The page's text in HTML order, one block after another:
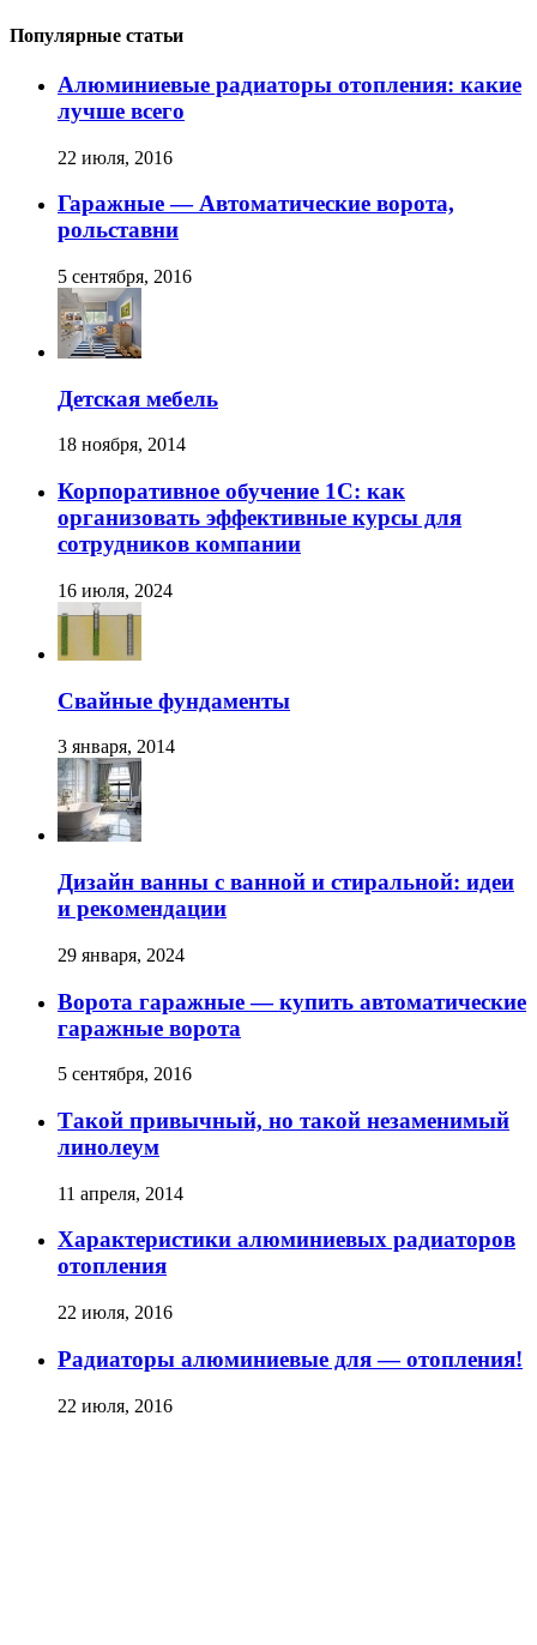
Популярные статьи
Алюминиевые радиаторы отопления: какие
лучше всего
22 июля, 2016
Гаражные — Автоматические ворота,
рольставни
5 сентября, 2016
Детская мебель
18 ноября, 2014
Корпоративное обучение 1С: как
организовать эффективные курсы для
сотрудников компании
16 июля, 2024
Свайные фундаменты
3 января, 2014
Дизайн ванны с ванной и стиральной: идеи
и рекомендации
29 января, 2024
Ворота гаражные — купить автоматические
гаражные ворота
5 сентября, 2016
Такой привычный, но такой незаменимый
линолеум
11 апреля, 2014
Характеристики алюминиевых радиаторов
отопления
22 июля, 2016
Радиаторы алюминиевые для — отопления!
22 июля, 2016